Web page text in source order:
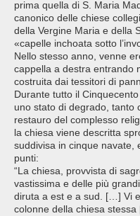
prima quella di S. Maria
canonico delle chiese
della Vergine Maria e della
«capelle inchoata sotto
Nello stesso anno, venne
cappella a destra entrando
costruita dai tessitori di
Durante tutto il
uno stato di degrado, tanto
restauro del complesso
la chiesa viene descritta
suddivisa in cinque navate,
punti:
“La chiesa, provvista di
vastissima e delle più
diruta a est e a sud. […] Vi
colonne della chiesa